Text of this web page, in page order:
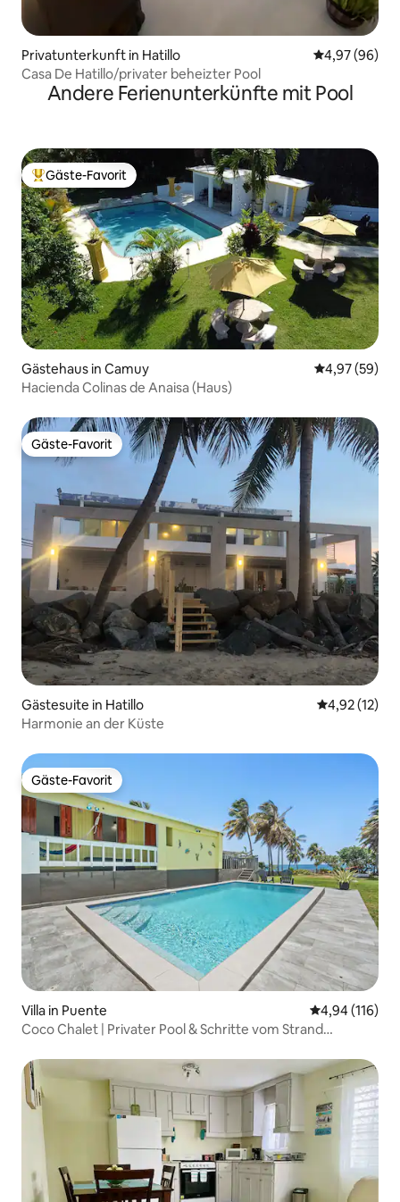
Privatunterkunft in Hatillo
4,97 (96)
Casa De Hatillo/privater beheizter Pool
Andere Ferienunterkünfte mit Pool
Beliebter Gäste-Favorit.
Gäste-Favorit
Gästehaus in Camuy
4,97 (59)
Hacienda Colinas de Anaisa (Haus)
Gäste-Favorit
Gäste-Favorit
Gästesuite in Hatillo
4,92 (12)
Harmonie an der Küste
Gäste-Favorit
Gäste-Favorit
Villa in Puente
4,94 (116)
Coco Chalet | Privater Pool & Schritte vom Strand